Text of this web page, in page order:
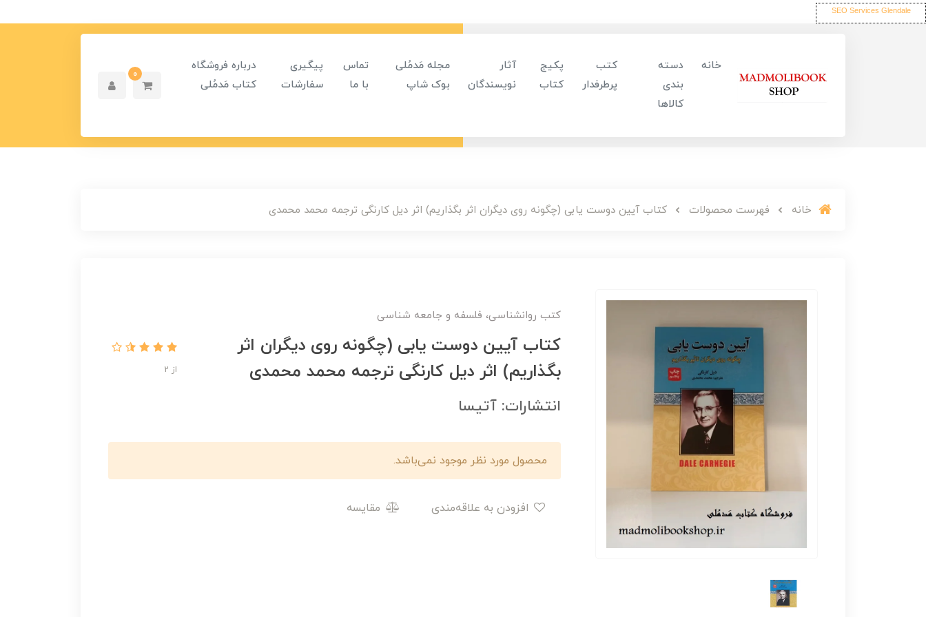
SEO Services Glendale
خانه
دسته
بندی
کالاها
کتب
پرطرفدار
پکیج
کتاب
آثار
نویسندگان
مجله مَدمُلی
بوک شاپ
تماس
با ما
پیگیری
سفارشات
درباره فروشگاه
کتاب مَدمُلی
0
خانه فهرست محصولات کتاب آیین دوست یابی (چگونه روی دیگران اثر بگذاریم) اثر دیل کارنگی ترجمه محمد محمدی
کتب روانشناسی، فلسفه و جامعه شناسی
کتاب آیین دوست یابی (چگونه روی دیگران اثر
بگذاریم) اثر دیل کارنگی ترجمه محمد محمدی
از 2
انتشارات: آتیسا
محصول مورد نظر موجود نمی‌باشد.
مقایسه